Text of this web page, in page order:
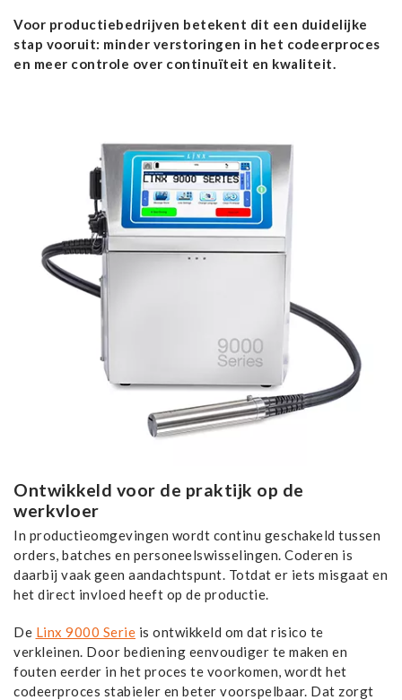
Voor productiebedrijven betekent dit een duidelijke
stap vooruit: minder verstoringen in het codeerproces
en meer controle over continuïteit en kwaliteit.
​Ontwikkeld voor de praktijk op de
werkvloer
In productieomgevingen wordt continu geschakeld tussen
orders, batches en personeelswisselingen. Coderen is
daarbij vaak geen aandachtspunt. Totdat er iets misgaat en
het direct invloed heeft op de productie.
De Linx 9000 Serie is ontwikkeld om dat risico te
verkleinen. Door bediening eenvoudiger te maken en
fouten eerder in het proces te voorkomen, wordt het
codeerproces stabieler en beter voorspelbaar. Dat zorgt